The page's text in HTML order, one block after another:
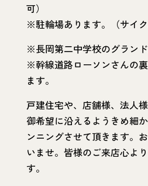
可）
※駐輪場あります。（サイク
※長岡第二中学校のグラン
※幹線道路ローソンさんの
ます。
戸建住宅や、店舗様、法人
御希望に沿えるようきめ細
ンニングさせて頂きます。
いませ。皆様のご来店心よ
す。